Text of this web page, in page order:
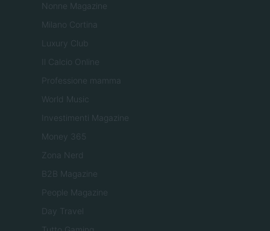
Nonne Magazine
Milano Cortina
Luxury Club
Il Calcio Online
Professione mamma
World Music
Investimenti Magazine
Money 365
Zona Nerd
B2B Magazine
People Magazine
Day Travel